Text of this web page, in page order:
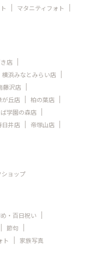
マタニティフォト
店
横浜みなとみらい店
藤沢店
が丘店
柏の葉店
学園の森店
日井店
帝塚山店
ショップ
・百日祝い
節句
ト 家族写真